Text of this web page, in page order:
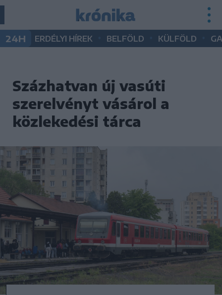
24H ERDÉLYI HÍREK BELFÖLD KÜLFÖLD
Százhatvan új vasúti
szerelvényt vásárol a
közlekedési tárca